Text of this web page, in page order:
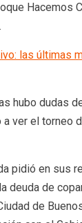
Hacemos
las últimas
hubo dudas
a ver el torneo
pidió en sus
deuda de
de